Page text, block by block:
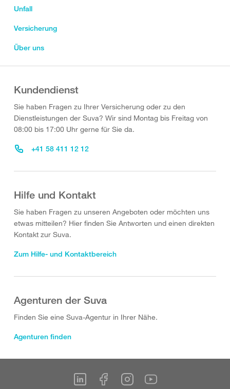
Unfall
Versicherung
Über uns
Kundendienst
Sie haben Fragen zu Ihrer Versicherung oder zu den
Dienstleistungen der Suva? Wir sind Montag bis Freitag von
08:00 bis 17:00 Uhr gerne für Sie da.
+41 58 411 12 12
Hilfe und Kontakt
Sie haben Fragen zu unseren Angeboten oder möchten uns
etwas mitteilen? Hier finden Sie Antworten und einen direkten
Kontakt zur Suva.
Zum Hilfe- und Kontaktbereich
Agenturen der Suva
Finden Sie eine Suva-Agentur in Ihrer Nähe.
Agenturen finden